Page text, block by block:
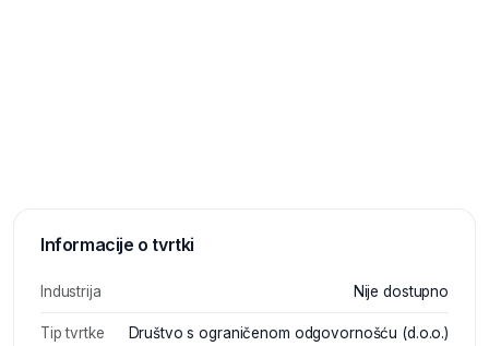
Informacije o tvrtki
Industrija Nije dostupno
Tip tvrtke Društvo s ograničenom odgovornošću (d.o.o.)